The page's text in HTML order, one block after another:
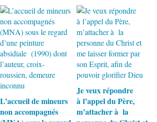
L’accueil de mineurs
non accompagnés
Je veux répondre
à l’appel du Père,
m’attacher à la